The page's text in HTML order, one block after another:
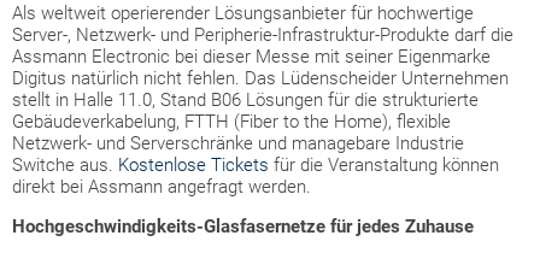
Als weltweit operierender Lösungsanbieter für hochwertige
Server-, Netzwerk- und Peripherie-Infrastruktur-Produkte darf die
Assmann Electronic bei dieser Messe mit seiner Eigenmarke
Digitus natürlich nicht fehlen. Das Lüdenscheider Unternehmen
stellt in Halle 11.0, Stand B06 Lösungen für die strukturierte
Gebäudeverkabelung, FTTH (Fiber to the Home), flexible
Netzwerk- und Serverschränke und managebare Industrie
Switche aus. Kostenlose Tickets für die Veranstaltung können
direkt bei Assmann angefragt werden.
Hochgeschwindigkeits-Glasfasernetze für jedes Zuhause